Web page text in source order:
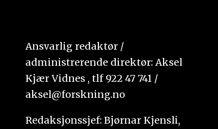
Ansvarlig redaktør /
administrerende direktør: Aksel
Kjær Vidnes , tlf 922 47 741 /
aksel@forskning.no
Redaksjonssjef: Bjørnar Kjensli,